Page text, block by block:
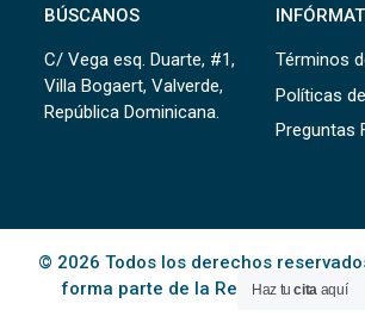
BÚSCANOS
C/ Vega esq. Duarte, #1,
Villa Bogaert, Valverde,
República Dominicana.
Términos
Políticas
Preguntas
© 2026 Todos los derechos
forma parte de la Red Pública de
Haz tucita aquí